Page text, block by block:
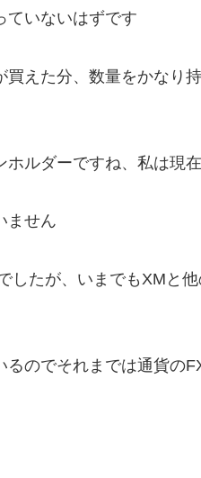
ていないはずです
えた分、数量をかなり
ルダーですね、私は現
ません
したが、いまでもXMと
のでそれまでは通貨の